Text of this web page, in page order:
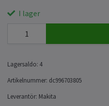
I lager
Lagersaldo: 4
Artikelnummer: dc996703805
Leverantör: Makita